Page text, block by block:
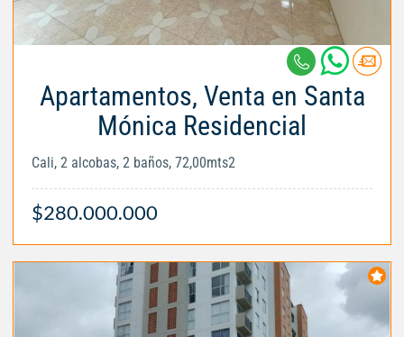
Apartamentos, Venta en Santa
Mónica Residencial
Cali, 2 alcobas, 2 baños, 72,00mts2
$280.000.000